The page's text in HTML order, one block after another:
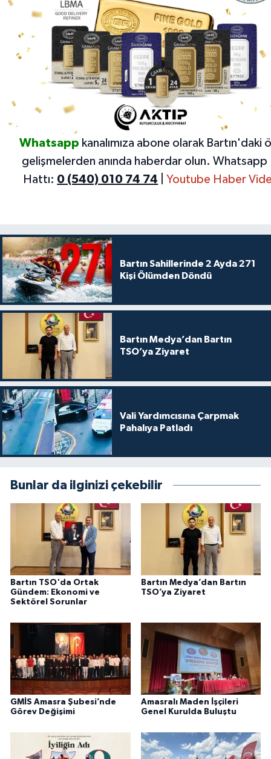
Whatsapp kanalımıza abone olarak Bartın'daki
gelişmelerden anında haberdar olun. Whatsapp
Hattı: 0 (540) 010 74 74 Youtube Haber
Bartın Sahillerinde 2 Ayda 271
Kişi Ölümden Döndü
Bartın Medya’dan Bartın
TSO’ya Ziyaret
Vali Yardımcısına Çarpmak
Pahalıya Patladı
Bunlar da ilginizi çekebilir
Bartın TSO'da Ortak
Gündem: Ekonomi ve
Sektörel Sorunlar
Bartın Medya’dan Bartın
TSO’ya Ziyaret
GMİS Amasra Şubesi’nde
Görev Değişimi
Amasralı Maden İşçileri
Genel Kurulda Buluştu